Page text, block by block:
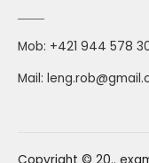
Mob: +421 944 578
Mail: